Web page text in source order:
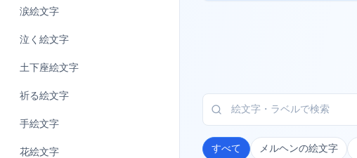
涙絵文字
泣く 絵文字
土下座絵文字
祈る絵文字
手絵文字
花絵文字 すべて メルヘンの絵文字